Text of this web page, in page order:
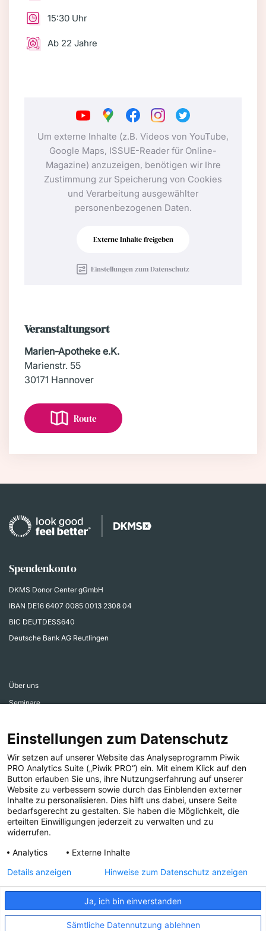
15:30 Uhr
Ab 22 Jahre
Um externe Inhalte (z.B. Videos von YouTube,
Google Maps, ISSUE-Reader für Online-
Magazine) anzuzeigen, benötigen wir Ihre
Zustimmung zur Speicherung von Cookies
und Verarbeitung ausgewählter
personenbezogenen Daten.
Externe Inhalte freigeben
Einstellungen zum Datenschutz
Veranstaltungsort
Marien-Apotheke e.K.
Marienstr. 55
30171 Hannover
Route
Spendenkonto
DKMS Donor Center gGmbH
IBAN DE16 6407 0085 0013 2308 04
BIC DEUTDESS640
Deutsche Bank AG Reutlingen
Über uns
Seminare
Ehrenamtsbereich
Aktuelles
Presse
Folgen Sie uns!
IMPRESSUM COMPLIANCE
DATENSCHUTZ
Einstellungen zum Datenschutz
Wir setzen auf unserer Website das Analyseprogramm Piwik
PRO Analytics Suite („Piwik PRO“) ein. Mit einem Klick auf den
Button erlauben Sie uns, ihre Nutzungserfahrung auf unserer
Website zu verbessern sowie durch das Einblenden externer
Inhalte zu personalisieren. Dies hilft uns dabei, unsere Seite
bedarfsgerecht zu gestalten. Sie haben die Möglichkeit, die
erteilten Einwilligungen jederzeit zu verwalten und zu
widerrufen.
Analytics
Externe Inhalte
Ja, ich bin einverstanden
Sämtliche Datennutzung ablehnen
Details anzeigen Hinweise zum Datenschutz anzeigen